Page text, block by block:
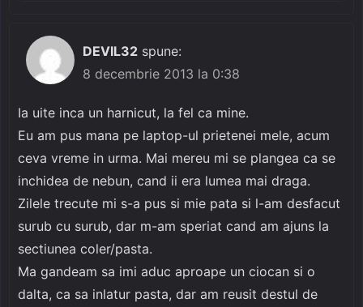
DEVIL32 spune:
8 decembrie 2013 la 0:38
Ia uite inca un harnicut, la fel ca mine.
Eu am pus mana pe laptop-ul prietenei mele, acum
ceva vreme in urma. Mai mereu mi se plangea ca se
inchidea de nebun, cand ii era lumea mai draga.
Zilele trecute mi s-a pus si mie pata si l-am desfacut
surub cu surub, dar m-am speriat cand am ajuns la
sectiunea coler/pasta.
Ma gandeam sa imi aduc aproape un ciocan si o
dalta, ca sa inlatur pasta, dar am reusit destul de